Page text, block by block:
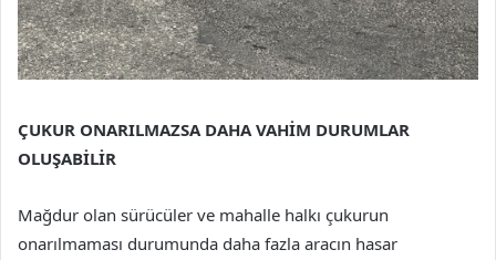
ÇUKUR ONARILMAZSA DAHA VAHİM DURUMLAR
OLUŞABİLİR
Mağdur olan sürücüler ve mahalle halkı çukurun
onarılmaması durumunda daha fazla aracın hasar